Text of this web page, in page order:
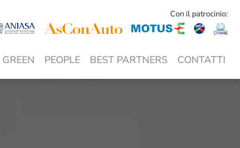
Con il patrocinio:
GREEN PEOPLE BEST PARTNERS CONTATTI